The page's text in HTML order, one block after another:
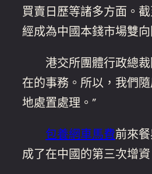
買賣日歷等諸多方面。
經成為中國本錢市場雙
港交所團體行政總裁
在的事務。所以，我們
地處置處理。”
包養網車馬費前來
成了在中國的第三次增